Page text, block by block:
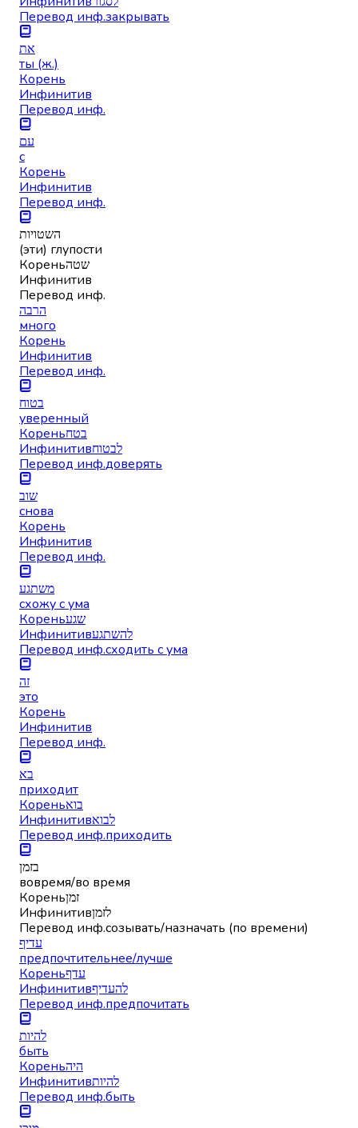
Перевод инф.закрывать
את
ты (ж.)
Корень
Инфинитив
Перевод инф.
עם
с
Корень
Инфинитив
Перевод инф.
השטויות
(эти) глупости
Кореньשטה
Инфинитив
Перевод инф.
הרבה
много
Корень
Инфинитив
Перевод инф.
בטוח
уверенный
Кореньבטח
Инфинитивלבטוח
Перевод инф.доверять
שוב
снова
Корень
Инфинитив
Перевод инф.
משתגע
схожу с ума
Кореньשגע
Инфинитивלהשתגע
Перевод инф.сходить с ума
זה
это
Корень
Инфинитив
Перевод инф.
בא
приходит
Кореньבוא
Инфинитивלבוא
Перевод инф.приходить
בזמן
вовремя/во время
Кореньזמן
Инфинитивלזמן
Перевод инф.созывать/назначать (по времени)
עדיף
предпочтительнее/лучше
Кореньעדף
Инфинитивלהעדיף
Перевод инф.предпочитать
להיות
быть
Кореньהיה
Инфинитивלהיות
Перевод инф.быть